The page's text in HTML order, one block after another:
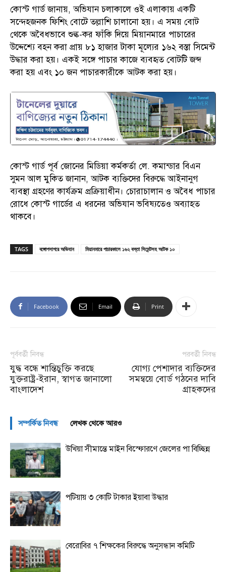
কোস্ট গার্ড জানায়, অভিযান চলাকালে ওই এলাকায় একটি
সন্দেহজনক ফিশিং বোটে তল্লাশি চালানো হয়। এ সময় বোট
থেকে অবৈধভাবে শুল্ক-কর ফাঁকি দিয়ে মিয়ানমারে পাচারের
উদ্দেশ্যে বহন করা প্রায় ৮১ হাজার টাকা মূল্যের ১৬২ বস্তা সিমেন্ট
উদ্ধার করা হয়। একই সঙ্গে পাচার কাজে ব্যবহৃত বোটটি জব্দ
করা হয় এবং ১০ জন পাচারকারীকে আটক করা হয়।
কোস্ট গার্ড পূর্ব জোনের মিডিয়া কর্মকর্তা লে. কমান্ডার বিএন
সুমন আল মুকিত জানান, আটক ব্যক্তিদের বিরুদ্ধে আইনানুগ
ব্যবস্থা গ্রহণের কার্যক্রম প্রক্রিয়াধীন। চোরাচালান ও অবৈধ পাচার
রোধে কোস্ট গার্ডের এ ধরনের অভিযান ভবিষ্যতেও অব্যাহত
থাকবে।
TAGS বঙ্গোপসাগরে অভিযান মিয়ানমারে পাচারকালে ১৬২ বস্তা সিমেন্টসহ আটক ১০
Facebook Email Print
পূর্ববর্তী নিবন্ধ
যুদ্ধ বন্ধে শান্তিচুক্তি করছে
যুক্তরাষ্ট্র-ইরান, স্বাগত জানালো
বাংলাদেশ
পরবর্তী নিবন্ধ
যোগ্য পেশাদার ব্যক্তিদের
সমন্বয়ে বোর্ড গঠনের দাবি
গ্রাহকদের
সম্পর্কিত নিবন্ধ লেখক থেকে আরও
উখিয়া সীমান্তে মাইন বিস্ফোরণে জেলের পা বিচ্ছিন্ন
পটিয়ায় ৩ কোটি টাকার ইয়াবা উদ্ধার
বেরোবির ৭ শিক্ষকের বিরুদ্ধে অনুসন্ধান কমিটি